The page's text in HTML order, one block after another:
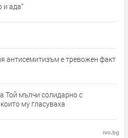
и ада”
антисемитизъм е тревожен факт
Той мълчи солидарно с
му гласуваха
ivo.bg